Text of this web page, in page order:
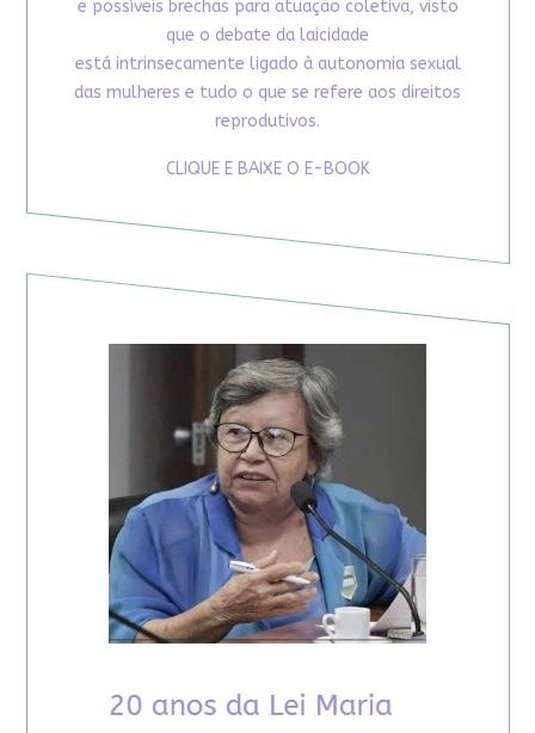
e possíveis brechas para atuação coletiva, visto
que o debate da laicidade
está intrinsecamente ligado à autonomia sexual
das mulheres e tudo o que se refere aos direitos
reprodutivos.
CLIQUE E BAIXE O E-BOOK